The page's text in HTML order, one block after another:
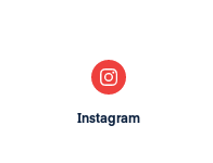
Instagram